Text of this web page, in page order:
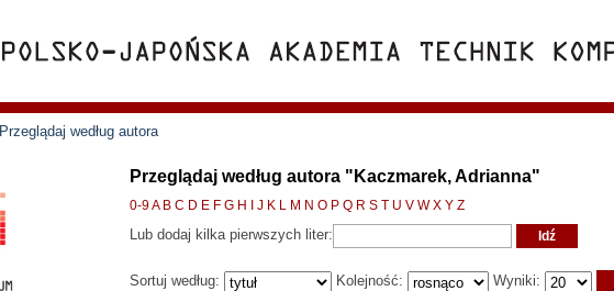
Przeglądaj według autora
Przeglądaj według autora "Kaczmarek, Adrianna"
0-9A B C D E F G H J K L M N O P Q R S T U V W X Y Z
Lub dodaj kilka pierwszych liter:
Sortuj według: Kolejność: Wyniki: